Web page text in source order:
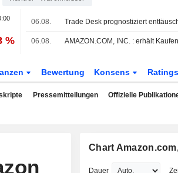
%
06.08.
06.08.
Bewertung Konsens Ratings
Pressemitteilungen Offizielle
Chart
Dauer